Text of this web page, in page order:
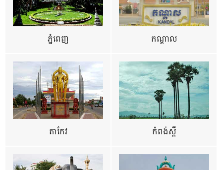
ភ្នំពេញ កណ្តាល
តាកែវ កំពង់ស្ពឺ